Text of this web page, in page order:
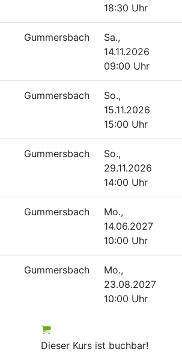
18:30 Uhr
Gummersbach
Sa.,
14.11.2026
09:00 Uhr
Gummersbach
So.,
15.11.2026
15:00 Uhr
Gummersbach
So.,
29.11.2026
14:00 Uhr
Gummersbach
Mo.,
14.06.2027
10:00 Uhr
Gummersbach
Mo.,
23.08.2027
10:00 Uhr
Dieser Kurs ist buchbar!